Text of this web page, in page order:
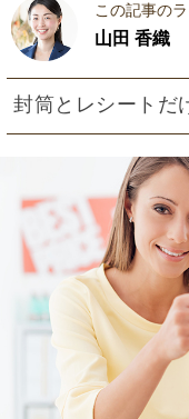
この記事の
山田 香織
封筒とレシートだ